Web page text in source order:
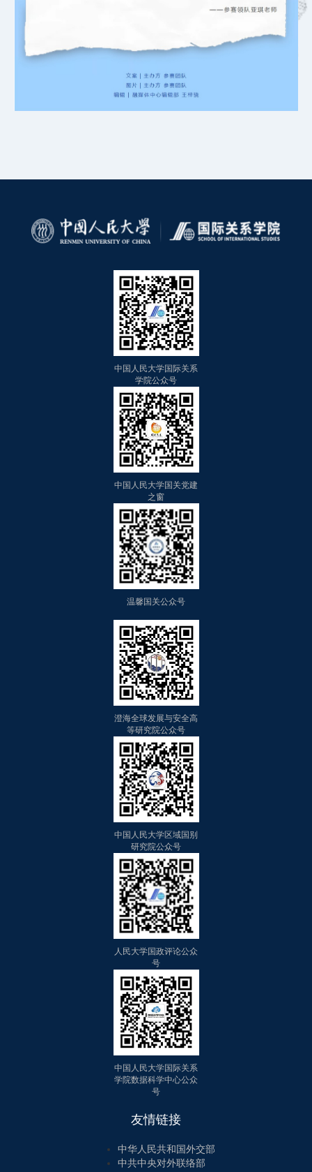
中国人民大学国际关系
学院公众号
中国人民大学国关党建
之窗
温馨国关公众号
澄海全球发展与安全高
等研究院公众号
中国人民大学区域国别
研究院公众号
人民大学国政评论公众
号
中国人民大学国际关系
学院数据科学中心公众
号
友情链接
中华人民共和国外交部
中共中央对外联络部